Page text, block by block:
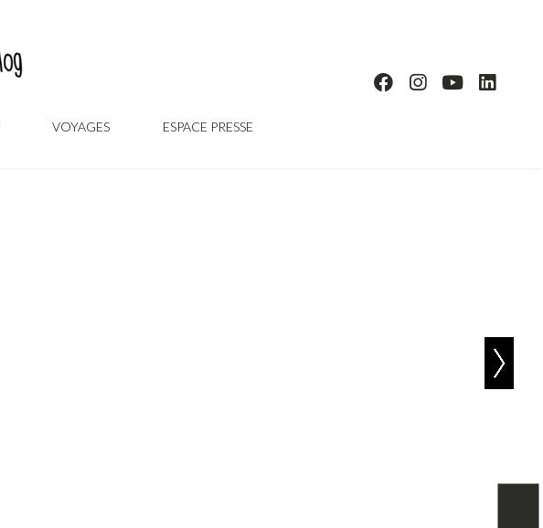
VOYAGES ESPACE PRESSE